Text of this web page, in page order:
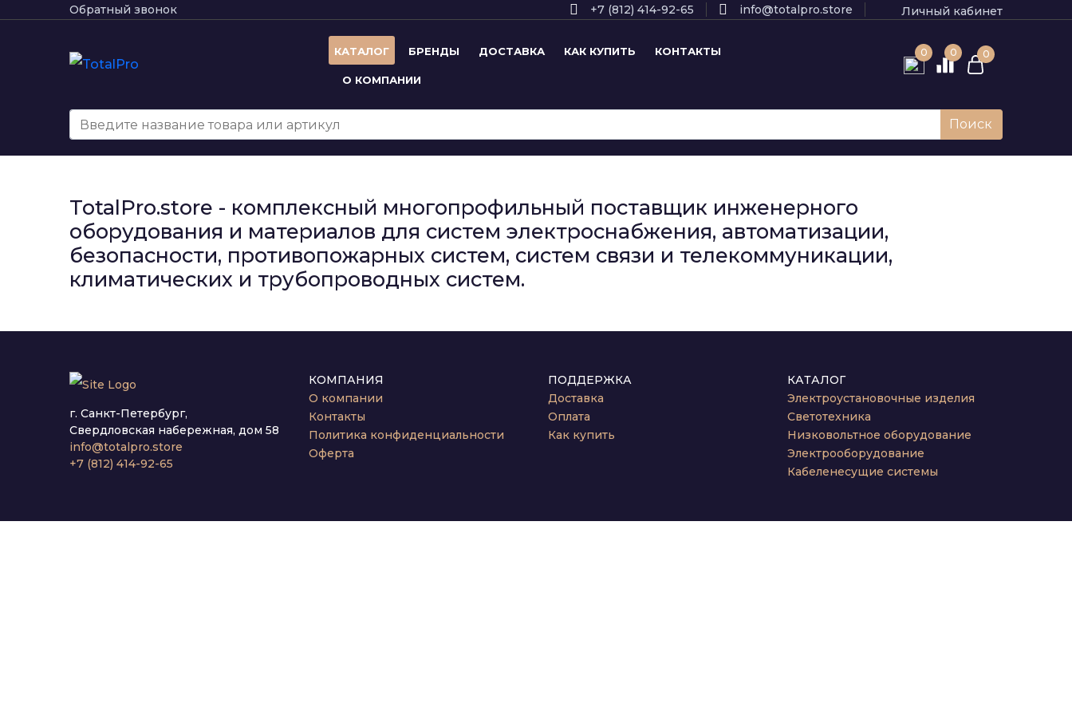
Обратный звонок +7 (812) 414-92-65 info@totalpro.store Личный кабинет
КАТАЛОГ БРЕНДЫ ДОСТАВКА КАК КУПИТЬ КОНТАКТЫ
О КОМПАНИИ
0 0 0
Поиск
TotalPro.store - комплексный многопрофильный поставщик инженерного
оборудования и материалов для систем электроснабжения, автоматизации,
безопасности, противопожарных систем, систем связи и телекоммуникации,
климатических и трубопроводных систем.
г. Санкт-Петербург,
Свердловская набережная, дом 58
info@totalpro.store
+7 (812) 414-92-65
КОМПАНИЯ
О компании
Контакты
Политика конфиденциальности
Оферта
ПОДДЕРЖКА
Доставка
Оплата
Как купить
КАТАЛОГ
Электроустановочные изделия
Светотехника
Низковольтное оборудование
Электрооборудование
Кабеленесущие системы